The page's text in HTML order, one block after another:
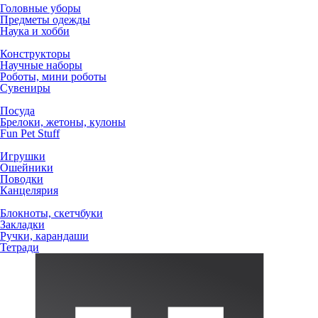
Головные уборы
Предметы одежды
Наука и хобби
Конструкторы
Научные наборы
Роботы, мини роботы
Сувениры
Посуда
Брелоки, жетоны, кулоны
Fun Pet Stuff
Игрушки
Ошейники
Поводки
Канцелярия
Блокноты, скетчбуки
Закладки
Ручки, карандаши
Тетради